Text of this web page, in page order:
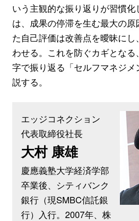
いう主観的な振り返りが習慣
は、成果の停滞を生む最大の原
た自己評価は改善点を曖昧に
わせる。これを防ぐカギとな
字で振り返る「セルフマネジ
説する。
エッジコネクション
代表取締役社長
大村 康雄
慶應義塾大学経済学部
卒業後、シティバンク
銀行（現SMBC信託銀
行）入行。2007年、株